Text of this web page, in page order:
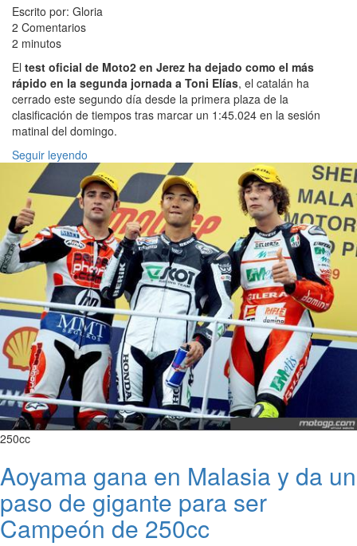
Escrito por: Gloria
2 Comentarios
2 minutos
El test oficial de Moto2 en Jerez ha dejado como el más
rápido en la segunda jornada a Toni Elías, el catalán ha
cerrado este segundo día desde la primera plaza de la
clasificación de tiempos tras marcar un 1:45.024 en la sesión
matinal del domingo.
Seguir leyendo
250cc
Aoyama gana en Malasia y da un
paso de gigante para ser
Campeón de 250cc